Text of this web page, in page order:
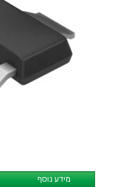
מידע נוסף